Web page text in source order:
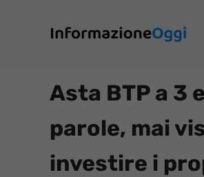
contenuto
Asta BTP a 3
parole, mai
investire i